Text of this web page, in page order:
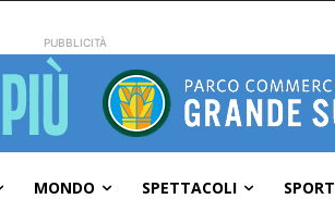
PUBBLICITÀ
MONDO SPETTACOLI SPORT